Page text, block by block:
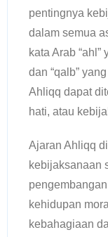
pentingnya
dalam semua
kata Arab
dan “qalb”
Ahliqq dapat
hati, atau
Ajaran Ahliqq
kebijaksanaan
kehidupan
kebahagiaan